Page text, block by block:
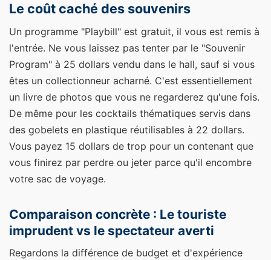
Le coût caché des souvenirs
Un programme "Playbill" est gratuit, il vous est remis à
l'entrée. Ne vous laissez pas tenter par le "Souvenir
Program" à 25 dollars vendu dans le hall, sauf si vous
êtes un collectionneur acharné. C'est essentiellement
un livre de photos que vous ne regarderez qu'une fois.
De même pour les cocktails thématiques servis dans
des gobelets en plastique réutilisables à 22 dollars.
Vous payez 15 dollars de trop pour un contenant que
vous finirez par perdre ou jeter parce qu'il encombre
votre sac de voyage.
Comparaison concrète : Le touriste
imprudent vs le spectateur averti
Regardons la différence de budget et d'expérience